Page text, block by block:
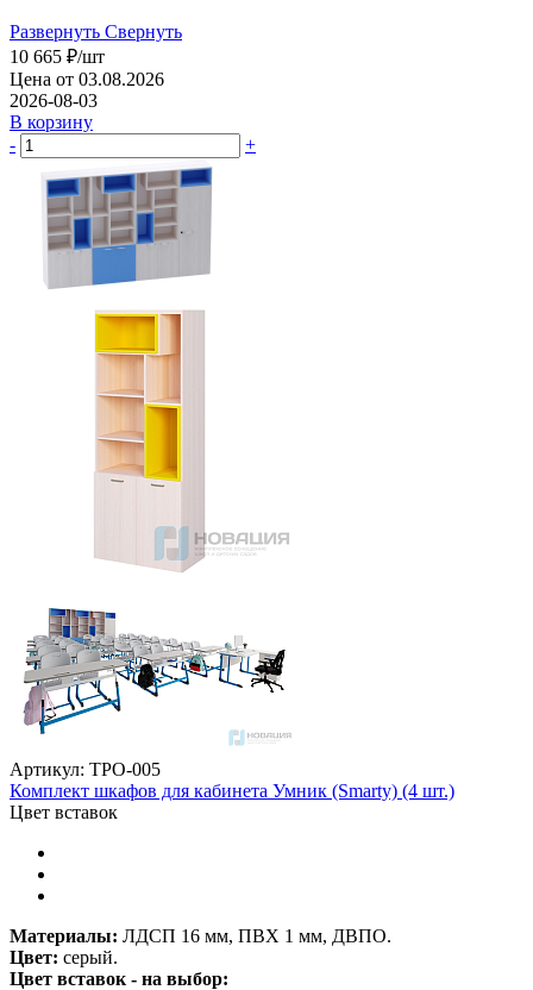
Развернуть Свернуть
10 665 ₽/шт
Цена от 03.08.2026
2026-08-03
В корзину
-
+
Артикул: ТРО-005
Комплект шкафов для кабинета Умник (Smarty) (4 шт.)
Цвет вставок
Материалы: ЛДСП 16 мм, ПВХ 1 мм, ДВПО.
Цвет: серый.
Цвет вставок - на выбор: